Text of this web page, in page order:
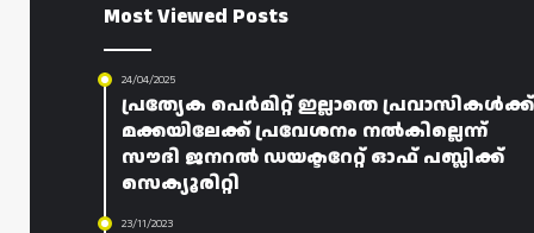
Most Viewed Posts
24/04/2025
പ്രത്യേക പെർമിറ്റ് ഇല്ലാതെ പ്രവാസികൾക്ക്
മക്കയിലേക്ക് പ്രവേശനം നൽകില്ലെന്ന്
സൗദി ജനറൽ ഡയക്ടറേറ്റ് ഓഫ് പബ്ലിക്ക്
സെക്യൂരിറ്റി
23/11/2023